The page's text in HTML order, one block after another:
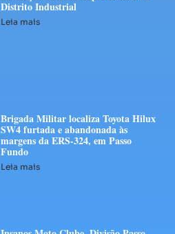
Distrito Industrial
Leia mais
Brigada Militar localiza Toyota Hilux
SW4 furtada e abandonada às
margens da ERS-324, em Passo
Fundo
Leia mais